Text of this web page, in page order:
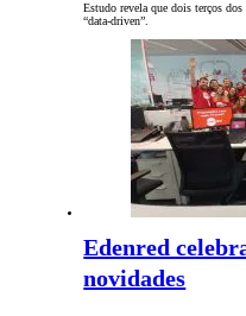
Estudo revela que dois terços
“data-driven”.
Edenred
novidades